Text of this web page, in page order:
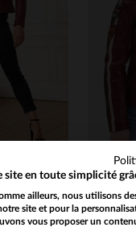
Blouson biker slim en cuir de mouton rouge vieilli.Léger et urbain.
site en toute simplicité
ailleurs, nous utilisons
site et pour la
vous proposer un